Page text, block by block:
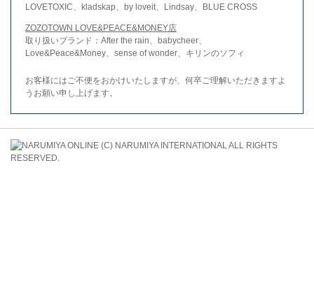
LOVETOXIC、kladskap、by loveit、Lindsay、BLUE CROSS
ZOZOTOWN LOVE&PEACE&MONEY店
取り扱いブランド：After the rain、babycheer、
Love&Peace&Money、sense of wonder、キリンのソフィ
お客様にはご不便をおかけいたしますが、何卒ご理解いただきますよ
うお願い申し上げます。